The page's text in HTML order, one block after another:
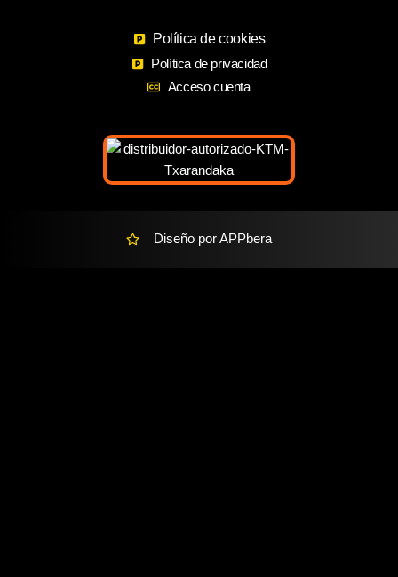
o
o
k
g
r
a
m
a
r
k
e
a
l
Política de cookies
Política de privacidad
Acceso cuenta
Diseño por APPbera